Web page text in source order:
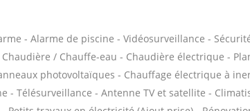
- Alarme de piscine - Vidéosurveillance -
/ Chauffe-eau - Chaudière électrique -
photovoltaïques - Chauffage électrique à
- Télésurveillance - Antenne TV et satellite -